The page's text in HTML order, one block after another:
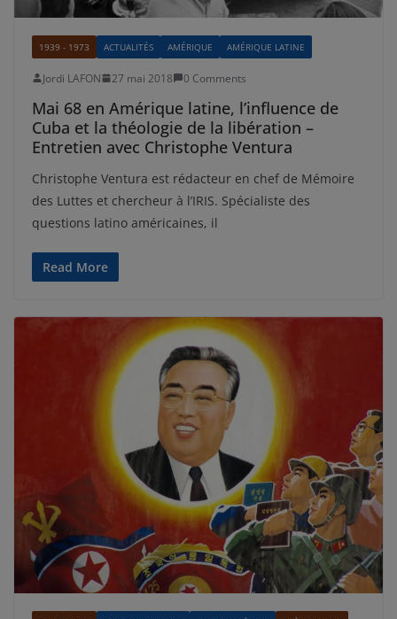
1939 - 1973 ACTUALITÉS AMÉRIQUE AMÉRIQUE LATINE
Jordi LAFON 27 mai 2018 0 Comments
Mai 68 en Amérique latine, l’influence de
Cuba et la théologie de la libération –
Entretien avec Christophe Ventura
Christophe Ventura est rédacteur en chef de Mémoire
des Luttes et chercheur à l’IRIS. Spécialiste des
questions latino américaines, il
Read More